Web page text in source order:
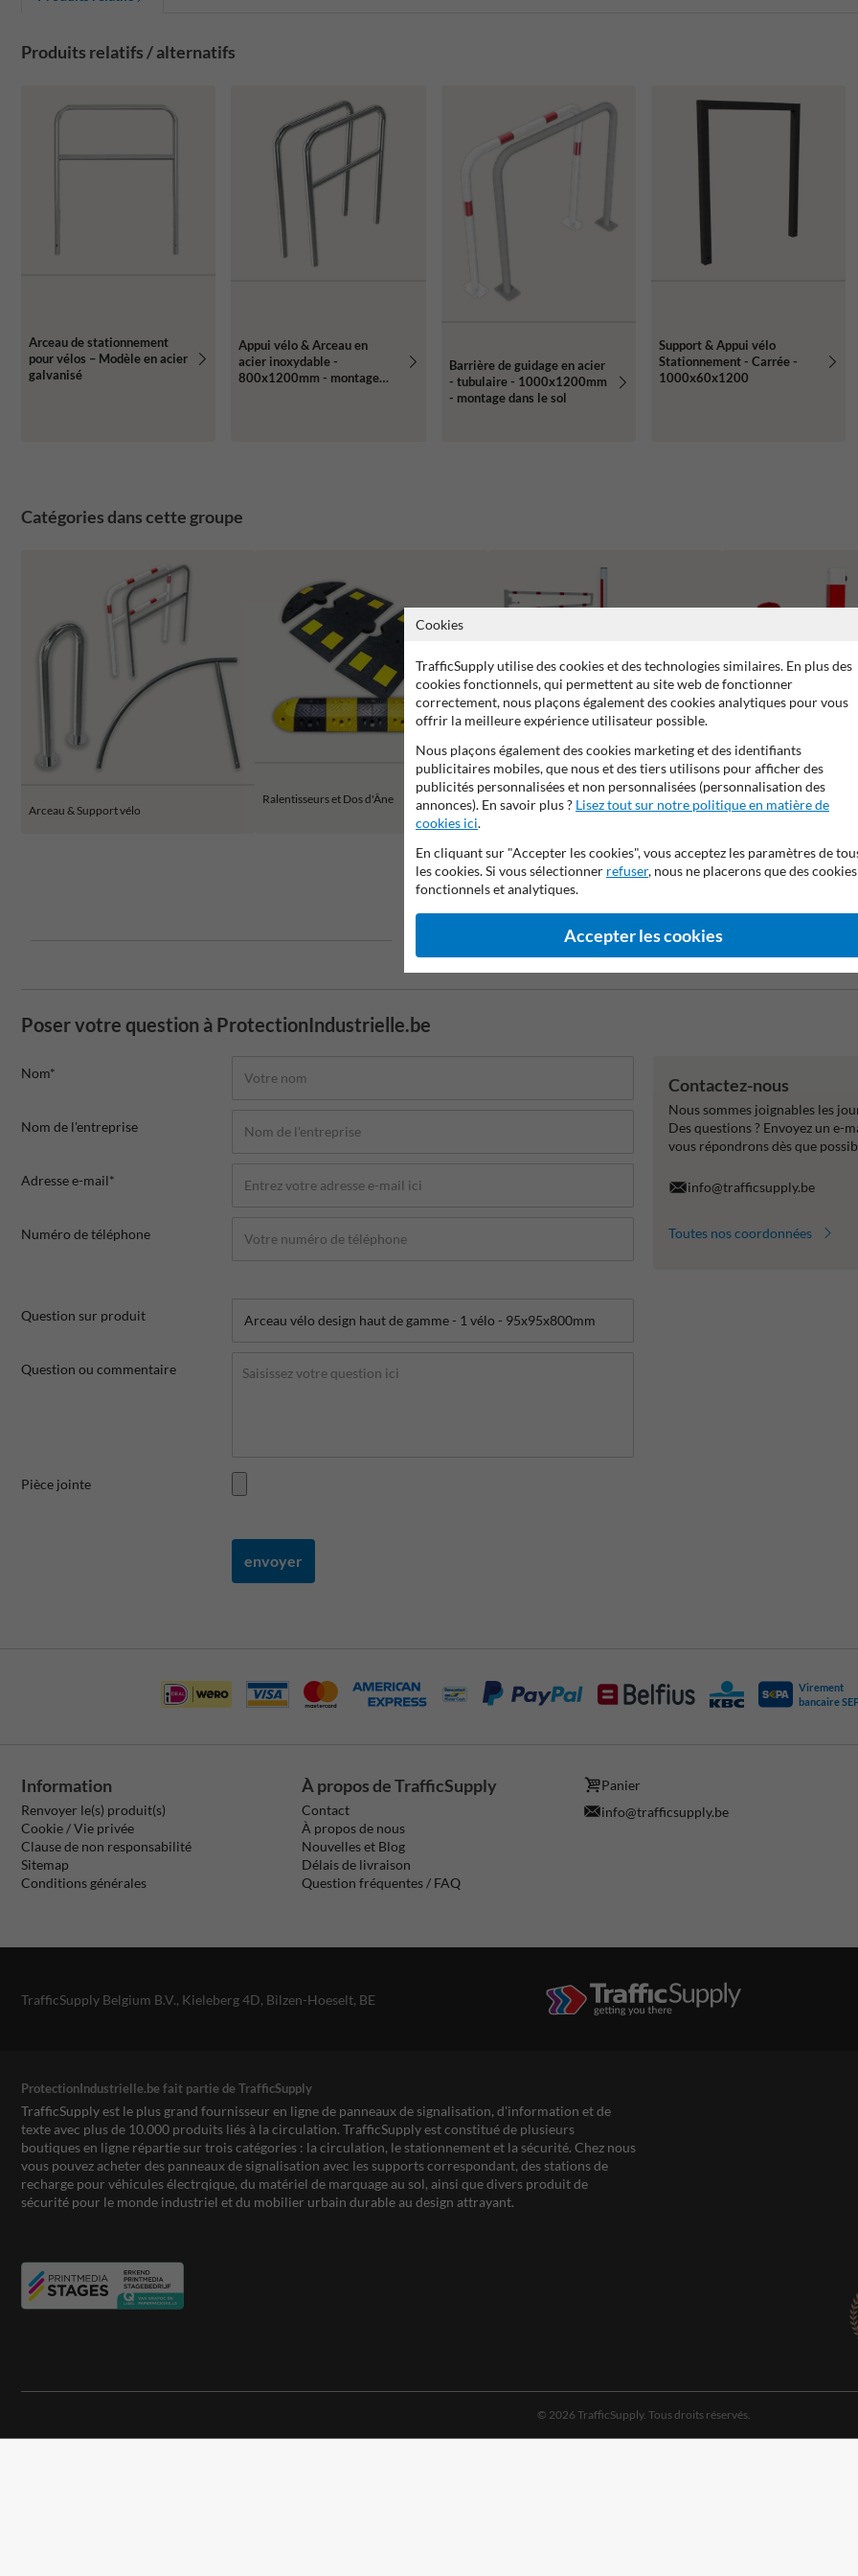
Produits relatifs / alternatifs
Arceau de stationnement
pour vélos – Modèle en acier
galvanisé
Appui vélo & Arceau en
acier inoxydable -
800x1200mm - montage
Barrière de guidage en acier
- tubulaire - 1000x1200mm
- montage dans le sol
Support & Appui vélo
Stationnement - Carrée -
1000x60x1200
Catégories dans cette groupe
Arceau & Support vélo
Ralentisseurs et Dos d'Âne
Barrières Levantes et Tournantes pour
Poteaux de parking
2 ans de garantie fabricant Facile d'entretien
Poser votre question à ProtectionIndustrielle.be
Nom*
Nom de l'entreprise
Adresse e-mail*
Numéro de téléphone
Question sur produit
Question ou commentaire
Pièce jointe
envoyer
Contactez-nous
Nous sommes joignables les
Des questions ? Envoyez un e-
vous répondrons dès que
info@trafficsupply.be
Toutes nos coordonnées
Virement
bancaire
Information
Renvoyer le(s) produit(s)
Cookie / Vie privée
Clause de non responsabilité
Sitemap
Conditions générales
À propos de TrafficSupply
Contact
À propos de nous
Nouvelles et Blog
Délais de livraison
Question fréquentes / FAQ
Panier
info@trafficsupply.be
TrafficSupply Belgium B.V., Kieleberg 4D, Bilzen-Hoeselt, BE
ProtectionIndustrielle.be fait partie de TrafficSupply
TrafficSupply est le plus grand fournisseur en ligne de panneaux de signalisation, d'information et de
texte avec plus de 10.000 produits liés à la circulation. TrafficSupply est constitué de plusieurs
boutiques en ligne répartie sur trois catégories : la circulation, le stationnement et la sécurité. Chez nous
vous pouvez acheter des panneaux de signalisation avec les supports correspondant, des stations de
recharge pour véhicules électrqique, du matériel de marquage au sol, ainsi que divers produit de
sécurité pour le monde industriel et du mobilier urbain durable au design attrayant.
© 2026 TrafficSupply. Tous droits réservés.
Cookies
TrafficSupply utilise des cookies et des technologies similaires. En plus des
cookies fonctionnels, qui permettent au site web de fonctionner
correctement, nous plaçons également des cookies analytiques pour vous
offrir la meilleure expérience utilisateur possible.
Nous plaçons également des cookies marketing et des identifiants
publicitaires mobiles, que nous et des tiers utilisons pour afficher des
publicités personnalisées et non personnalisées (personnalisation des
annonces). En savoir plus ? Lisez tout sur notre politique en matière de
cookies ici.
En cliquant sur "Accepter les cookies", vous acceptez les paramètres de
les cookies. Si vous sélectionner refuser, nous ne placerons que des cookies
fonctionnels et analytiques.
Accepter les cookies